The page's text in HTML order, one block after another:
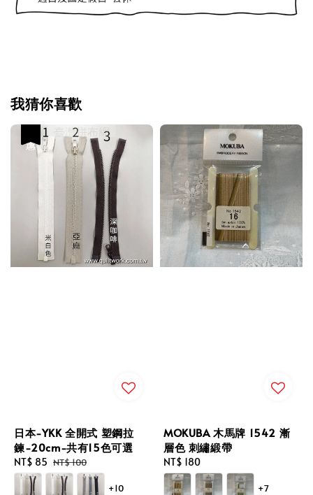
我猜你喜歡
日本-YKK 全開式 塑鋼拉
鍊-20cm-共有15色可選
Sale
price
NT$ 85 Regular
price
NT$ 100
+10
MOKUBA 木馬牌 1542 漸
層色 刺繡緞帶
Regular
price
NT$ 180
+7